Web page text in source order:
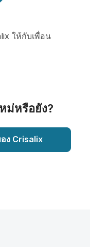
ให้กับเพื่อน
หรือยัง?
ง Crisalix